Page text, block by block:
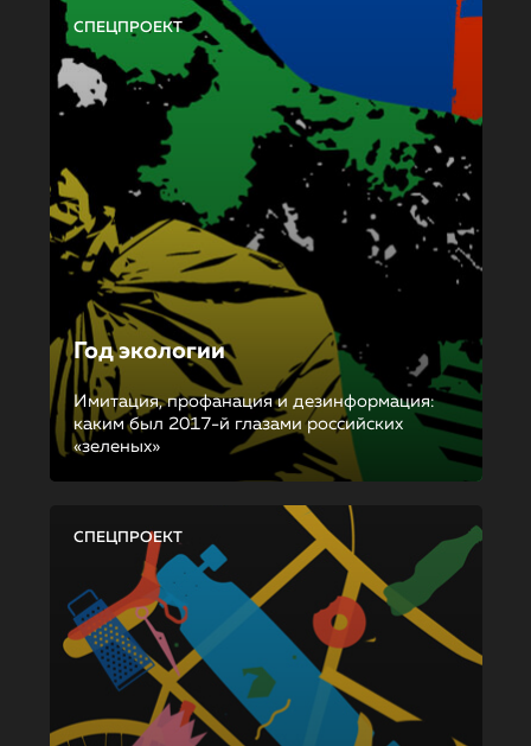
СПЕЦПРОЕКТ
Год экологии
Имитация, профанация и дезинформация:
каким был 2017-й глазами российских
«зеленых»
СПЕЦПРОЕКТ